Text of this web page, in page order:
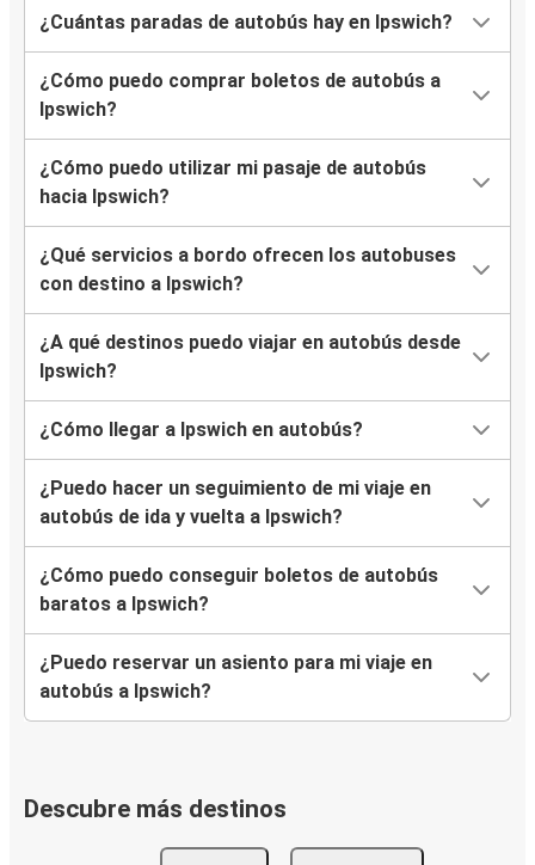
¿Cuántas paradas de autobús hay en Ipswich?
¿Cómo puedo comprar boletos de autobús a
Ipswich?
¿Cómo puedo utilizar mi pasaje de autobús
hacia Ipswich?
¿Qué servicios a bordo ofrecen los autobuses
con destino a Ipswich?
¿A qué destinos puedo viajar en autobús desde
Ipswich?
¿Cómo llegar a Ipswich en autobús?
¿Puedo hacer un seguimiento de mi viaje en
autobús de ida y vuelta a Ipswich?
¿Cómo puedo conseguir boletos de autobús
baratos a Ipswich?
¿Puedo reservar un asiento para mi viaje en
autobús a Ipswich?
Descubre más destinos